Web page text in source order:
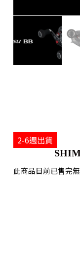
2-6週出貨
此商品目前已售完